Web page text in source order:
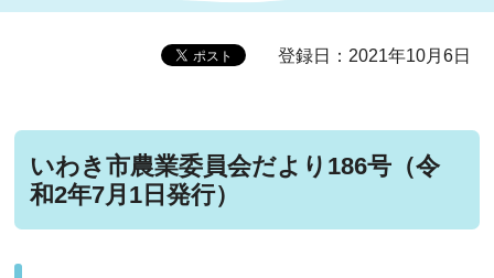
登録日：2021年10月6日
いわき市農業委員会だより186号（令
和2年7月1日発行）